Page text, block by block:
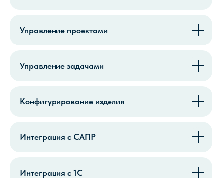
Управление проектами
Управление задачами
Конфигурирование изделия
Интеграция с САПР
Интеграция с 1С